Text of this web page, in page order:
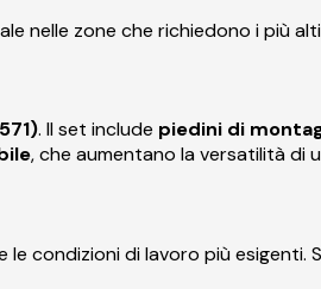
nelle zone che richiedono i più
. Il set include piedini di
, che aumentano la versatilità di
condizioni di lavoro più esigenti.